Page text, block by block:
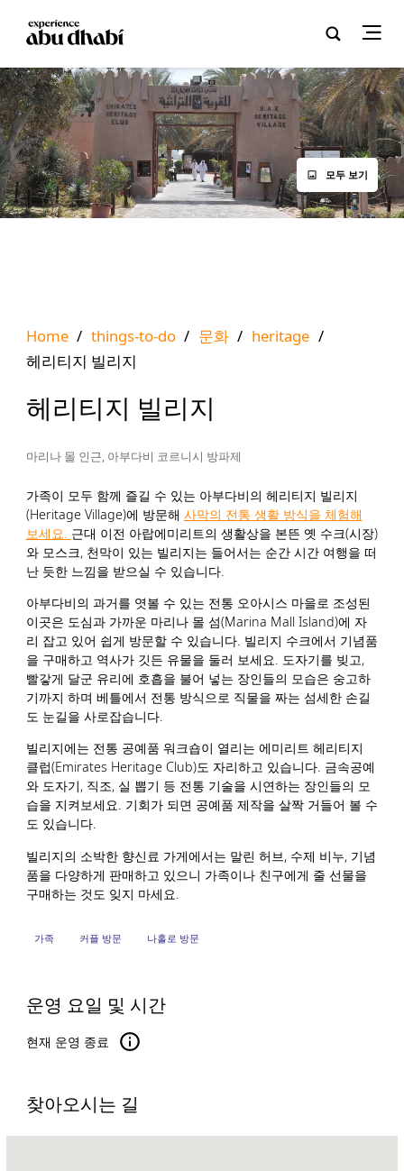
모두 보기
Home / things-to-do / 문화 / heritage /
헤리티지 빌리지
헤리티지 빌리지
마리나 몰 인근, 아부다비 코르니시 방파제
가족이 모두 함께 즐길 수 있는 아부다비의 헤리티지 빌리지
(Heritage Village)에 방문해 사막의 전통 생활 방식을 체험해
보세요. 근대 이전 아랍에미리트의 생활상을 본뜬 옛 수크(시장)
와 모스크, 천막이 있는 빌리지는 들어서는 순간 시간 여행을 떠
난 듯한 느낌을 받으실 수 있습니다.
아부다비의 과거를 엿볼 수 있는 전통 오아시스 마을로 조성된
이곳은 도심과 가까운 마리나 몰 섬(Marina Mall Island)에 자
리 잡고 있어 쉽게 방문할 수 있습니다. 빌리지 수크에서 기념품
을 구매하고 역사가 깃든 유물을 둘러 보세요. 도자기를 빚고,
빨갛게 달군 유리에 호흡을 불어 넣는 장인들의 모습은 숭고하
기까지 하며 베틀에서 전통 방식으로 직물을 짜는 섬세한 손길
도 눈길을 사로잡습니다.
빌리지에는 전통 공예품 워크숍이 열리는 에미리트 헤리티지
클럽(Emirates Heritage Club)도 자리하고 있습니다. 금속공예
와 도자기, 직조, 실 뽑기 등 전통 기술을 시연하는 장인들의 모
습을 지켜보세요. 기회가 되면 공예품 제작을 살짝 거들어 볼 수
도 있습니다.
빌리지의 소박한 향신료 가게에서는 말린 허브, 수제 비누, 기념
품을 다양하게 판매하고 있으니 가족이나 친구에게 줄 선물을
구매하는 것도 잊지 마세요.
가족 커플 방문 나홀로 방문
운영 요일 및 시간
현재 운영 종료
찾아오시는 길